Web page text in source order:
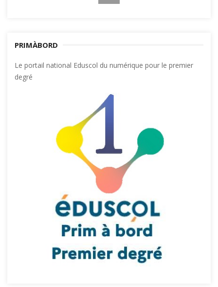
PRIMÀBORD
Le portail national Eduscol du numérique pour le premier
degré